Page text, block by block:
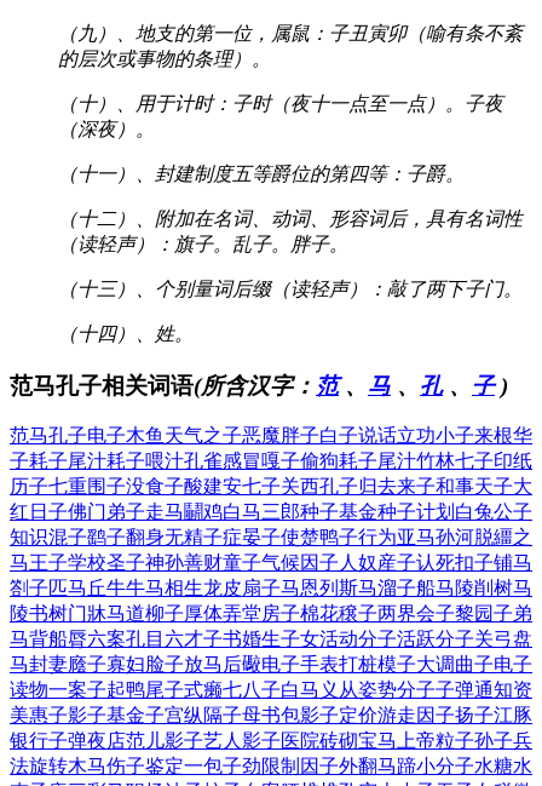
（九）、地支的第一位，属鼠：子丑寅卯（喻有条不紊
的层次或事物的条理）。
（十）、用于计时：子时（夜十一点至一点）。子夜
（深夜）。
（十一）、封建制度五等爵位的第四等：子爵。
（十二）、附加在名词、动词、形容词后，具有名词性
（读轻声）：旗子。乱子。胖子。
（十三）、个别量词后缀（读轻声）：敲了两下子门。
（十四）、姓。
范马孔子相关词语(所含汉字： 范、 马 、 孔、 子)
范马孔子电子木鱼 天气之子恶魔胖子白子说话立功小子来根华
子耗子尾汁耗子喂汁孔雀感冒嘎子偷狗耗子尾汁竹林七子印纸
历子七重围子没食子酸建安七子关西孔子归去来子和事天子大
红日子佛门弟子走马鬭鸡白马三郎种子基金种子计划 白兔公子
知识混子鹞子翻身无精子症晏子使楚鸭子行为亚马孙河脱繮之
马王子学校圣子神孙善财童子气候因子 人奴産子认死扣子铺马
劄子匹马丘牛牛马相生龙皮扇子马恩列斯马溜子船马陵削树马
陵书树门牀马道柳子厚体弄堂房子棉花穣子两界会子黎园子弟
马背船脣六案孔目 六才子书婚生子女活动分子活跃分子关弓盘
马封妻廕子寡妇脸子放马后礮电子手表打桩模子大调曲子电子
读物一案子起鸭尾子式癞七八子白马义从姿势分子子弹通知资
美惠子影子基金子宫纵隔子母书包影子定价游走因子扬子江豚
银行子弹夜店范儿影子艺人 影子医院砖砌宝马 上帝粒子孙子兵
法旋转木马伤子鉴定一包子劲限制因子外翻马蹄小分子水糖水